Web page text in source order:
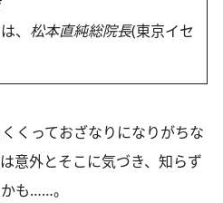
、 松本直純総院長(東京イセ
くっておざなりになりがちな
意外とそこに気づき、知らず
も……。